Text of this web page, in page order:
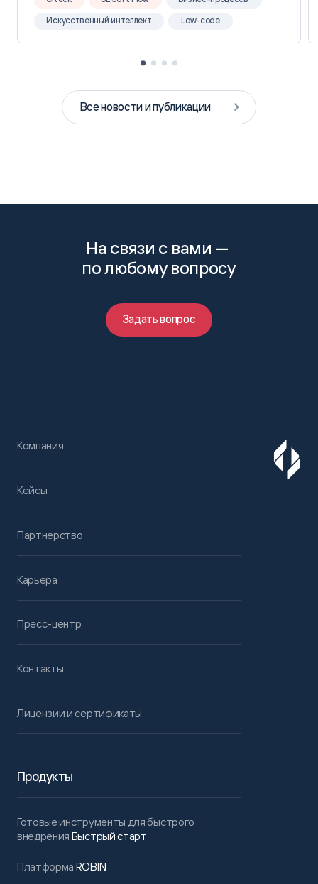
Искусственный интеллект Low-code
Все новости и публикации
На связи с вами —
по любому вопросу
Задать вопрос
Компания
Кейсы
Партнерство
Карьера
Пресс-центр
Контакты
Лицензии и сертификаты
Продукты
Готовые инструменты для быстрого
внедрения Быстрый старт
Платформа ROBIN